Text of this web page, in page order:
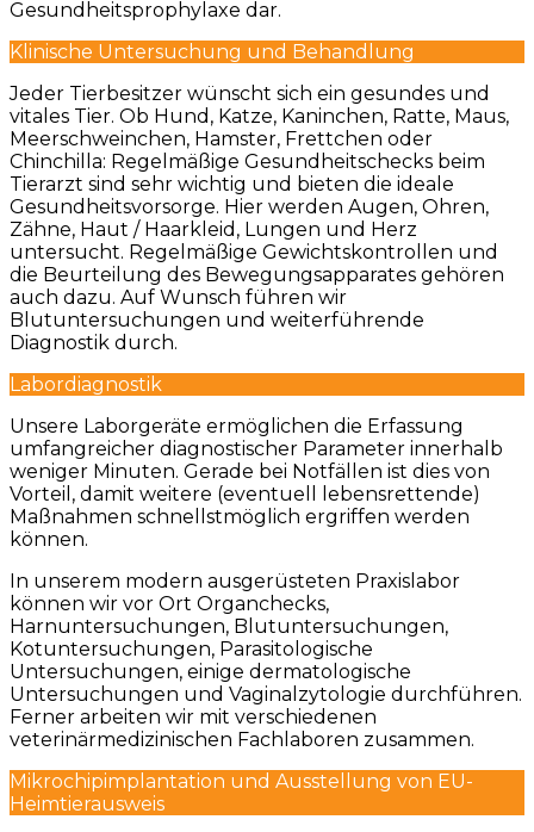
Gesundheitsprophylaxe dar.
Klinische Untersuchung und Behandlung
Jeder Tierbesitzer wünscht sich ein gesundes und
vitales Tier. Ob Hund, Katze, Kaninchen, Ratte, Maus,
Meerschweinchen, Hamster, Frettchen oder
Chinchilla: Regelmäßige Gesundheitschecks beim
Tierarzt sind sehr wichtig und bieten die ideale
Gesundheitsvorsorge. Hier werden Augen, Ohren,
Zähne, Haut / Haarkleid, Lungen und Herz
untersucht. Regelmäßige Gewichtskontrollen und
die Beurteilung des Bewegungsapparates gehören
auch dazu. Auf Wunsch führen wir
Blutuntersuchungen und weiterführende
Diagnostik durch.
Labordiagnostik
Unsere Laborgeräte ermöglichen die Erfassung
umfangreicher diagnostischer Parameter innerhalb
weniger Minuten. Gerade bei Notfällen ist dies von
Vorteil, damit weitere (eventuell lebensrettende)
Maßnahmen schnellstmöglich ergriffen werden
können.
In unserem modern ausgerüsteten Praxislabor
können wir vor Ort Organchecks,
Harnuntersuchungen, Blutuntersuchungen,
Kotuntersuchungen, Parasitologische
Untersuchungen, einige dermatologische
Untersuchungen und Vaginalzytologie durchführen.
Ferner arbeiten wir mit verschiedenen
veterinärmedizinischen Fachlaboren zusammen.
Mikrochipimplantation und Ausstellung von EU-
Heimtierausweis